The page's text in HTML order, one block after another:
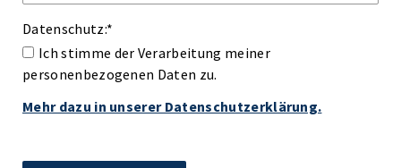
Datenschutz:*
Ich stimme der Verarbeitung meiner
personenbezogenen Daten zu.
Mehr dazu in unserer Datenschutzerklärung.